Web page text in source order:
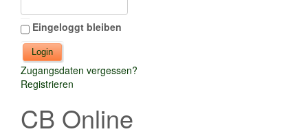
Eingeloggt bleiben
Zugangsdaten vergessen?
Registrieren
CB Online